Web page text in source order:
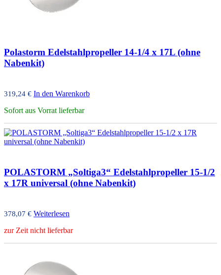
Polastorm Edelstahlpropeller 14-1/4 x 17L (ohne
Nabenkit)
319,24 € In den Warenkorb
Sofort aus Vorrat lieferbar
POLASTORM „Soltiga3“ Edelstahlpropeller 15-1/2
x 17R universal (ohne Nabenkit)
378,07 € Weiterlesen
zur Zeit nicht lieferbar